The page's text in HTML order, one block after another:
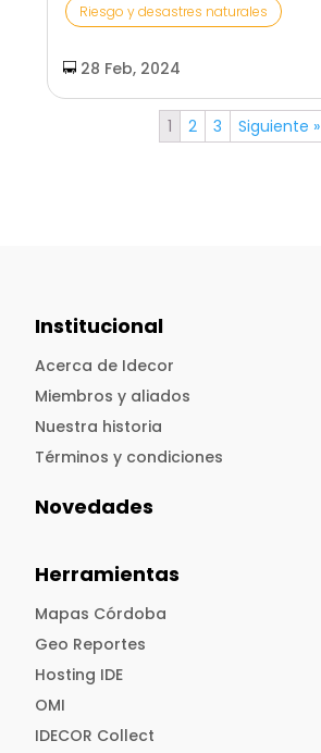
Riesgo y desastres naturales
28 Feb, 2024
1 2 3 Siguiente »
Institucional
Acerca de Idecor
Miembros y aliados
Nuestra historia
Términos y condiciones
Novedades
Herramientas
Mapas Córdoba
Geo Reportes
Hosting IDE
OMI
IDECOR Collect